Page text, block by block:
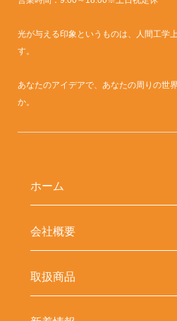
光が与える印象というものは、人間工学
す。
あなたのアイデアで、あなたの周りの世
か。
ホーム
会社概要
取扱商品